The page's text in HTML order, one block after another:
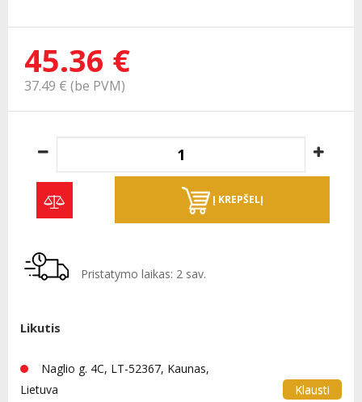
45.36 €
37.49 € (be PVM)
Į KREPŠELĮ
Pristatymo laikas: 2 sav.
Likutis
Naglio g. 4C, LT-52367, Kaunas,
Lietuva
Klausti